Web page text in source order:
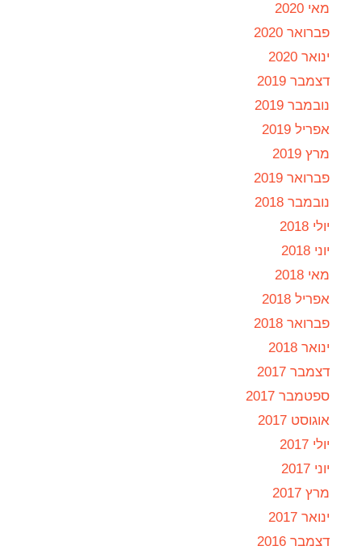
מאי 2020
פברואר 2020
ינואר 2020
דצמבר 2019
נובמבר 2019
אפריל 2019
מרץ 2019
פברואר 2019
נובמבר 2018
יולי 2018
יוני 2018
מאי 2018
אפריל 2018
פברואר 2018
ינואר 2018
דצמבר 2017
ספטמבר 2017
אוגוסט 2017
יולי 2017
יוני 2017
מרץ 2017
ינואר 2017
דצמבר 2016